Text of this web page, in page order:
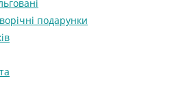
подарунки